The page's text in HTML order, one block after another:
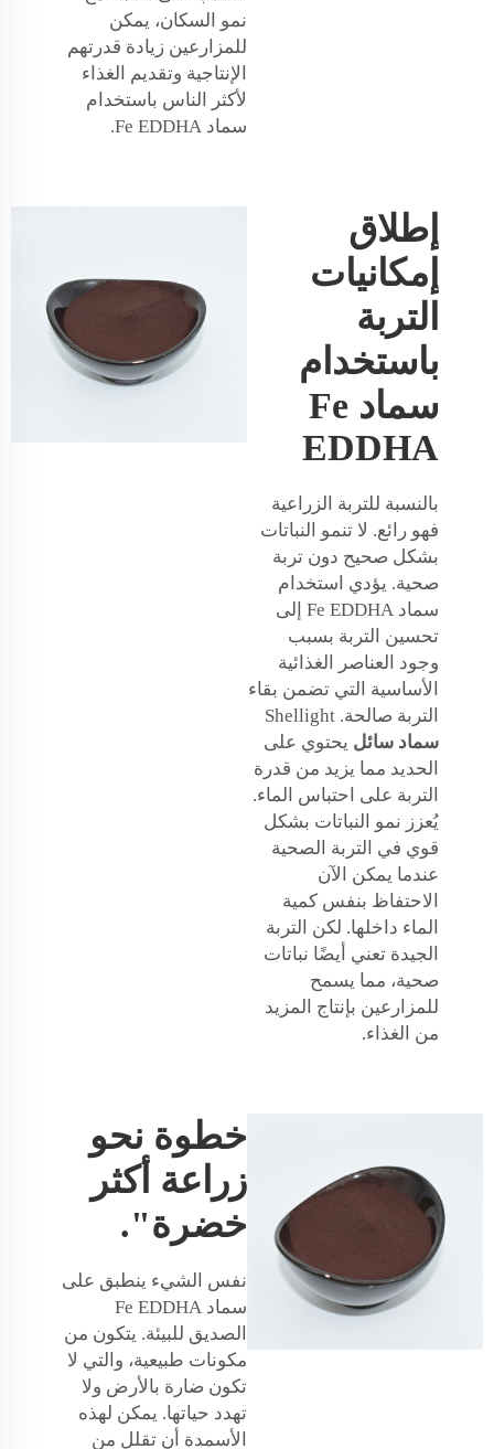
نمو السكان، يمكن
للمزارعين زيادة قدرتهم
الإنتاجية وتقديم الغذاء
لأكثر الناس باستخدام
سماد Fe EDDHA.
إطلاق
إمكانيات
التربة
باستخدام
سماد Fe
EDDHA
بالنسبة للتربة الزراعية
فهو رائع. لا تنمو النباتات
بشكل صحيح دون تربة
صحية. يؤدي استخدام
سماد Fe EDDHA إلى
تحسين التربة بسبب
وجود العناصر الغذائية
الأساسية التي تضمن بقاء
التربة صالحة. Shellight
سماد سائل يحتوي على
الحديد مما يزيد من قدرة
التربة على احتباس الماء.
يُعزز نمو النباتات بشكل
قوي في التربة الصحية
عندما يمكن الآن
الاحتفاظ بنفس كمية
الماء داخلها. لكن التربة
الجيدة تعني أيضًا نباتات
صحية، مما يسمح
للمزارعين بإنتاج المزيد
من الغذاء.
خطوة نحو
زراعة أكثر
خضرة".
نفس الشيء ينطبق على
سماد Fe EDDHA
الصديق للبيئة. يتكون من
مكونات طبيعية، والتي لا
تكون ضارة بالأرض ولا
تهدد حياتها. يمكن لهذه
الأسمدة أن تقلل من